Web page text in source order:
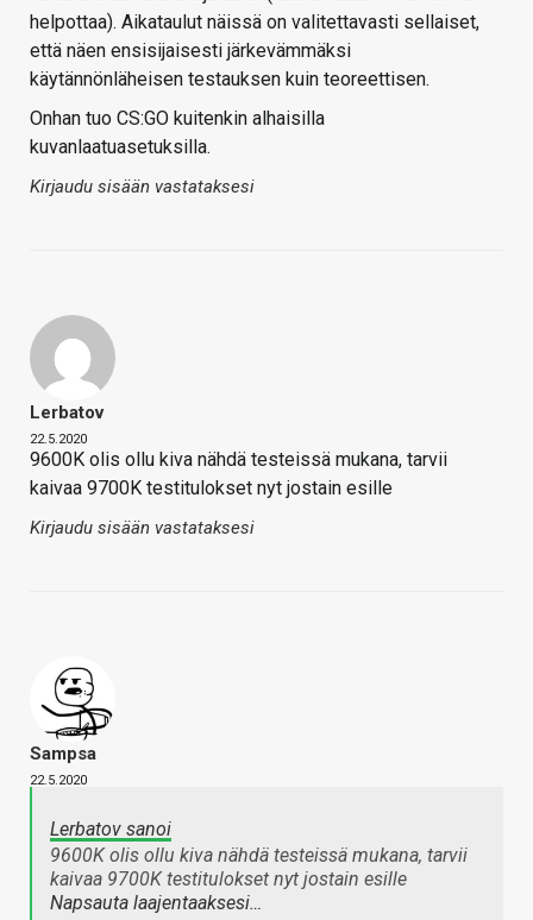
helpottaa). Aikataulut näissä on valitettavasti sellaiset,
että näen ensisijaisesti järkevämmäksi
käytännönläheisen testauksen kuin teoreettisen.
Onhan tuo CS:GO kuitenkin alhaisilla
kuvanlaatuasetuksilla.
Kirjaudu sisään vastataksesi
Lerbatov
22.5.2020
9600K olis ollu kiva nähdä testeissä mukana, tarvii
kaivaa 9700K testitulokset nyt jostain esille
Kirjaudu sisään vastataksesi
Sampsa
22.5.2020
Lerbatov sanoi
9600K olis ollu kiva nähdä testeissä mukana, tarvii
kaivaa 9700K testitulokset nyt jostain esille
Napsauta laajentaaksesi…